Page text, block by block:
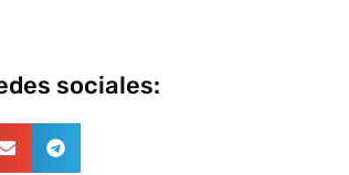
sociales: